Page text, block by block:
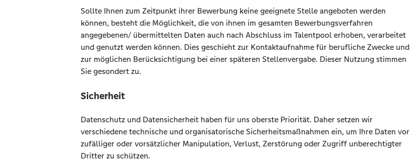
Sollte Ihnen zum Zeitpunkt ihrer Bewerbung keine geeignete Stelle angeboten werden
können, besteht die Möglichkeit, die von ihnen im gesamten Bewerbungsverfahren
angegebenen/ übermittelten Daten auch nach Abschluss im Talentpool erhoben, verarbeitet
und genutzt werden können. Dies geschieht zur Kontaktaufnahme für berufliche Zwecke und
zur möglichen Berücksichtigung bei einer späteren Stellenvergabe. Dieser Nutzung stimmen
Sie gesondert zu.
Sicherheit
Datenschutz und Datensicherheit haben für uns oberste Priorität. Daher setzen wir
verschiedene technische und organisatorische Sicherheitsmaßnahmen ein, um Ihre Daten vor
zufälliger oder vorsätzlicher Manipulation, Verlust, Zerstörung oder Zugriff unberechtigter
Dritter zu schützen.